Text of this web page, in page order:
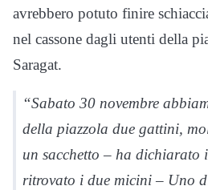
avrebbero potuto finire
nel cassone dagli utenti della
Saragat.
“Sabato 30 novembre
della piazzola due gattini,
un sacchetto – ha dichiarato
ritrovato i due micini – Uno